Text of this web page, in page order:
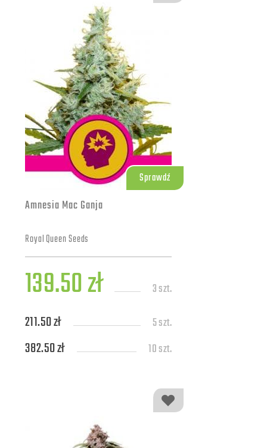
Sprawdź
Amnesia Mac Ganja
Royal Queen Seeds
139.50 zł 3 szt.
211.50 zł 5 szt.
382.50 zł 10 szt.